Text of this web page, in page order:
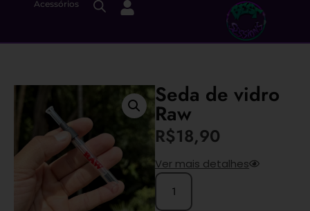
Acessórios
Seda de vidro
Raw
R$18,90
Ver mais detalhes